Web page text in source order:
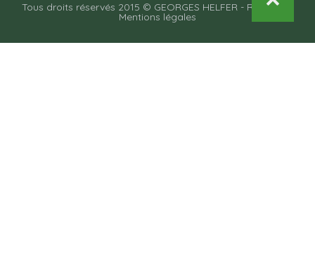
Tous droits réservés 2015 © GEORGES HELFER - Recettes
Mentions légales